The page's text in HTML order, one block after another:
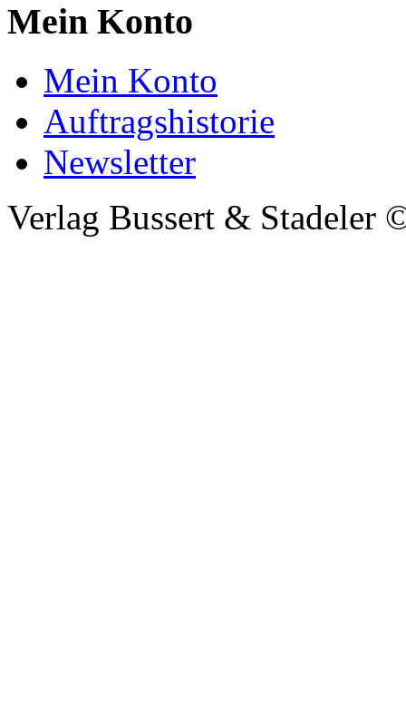
Mein Konto
Mein Konto
Auftragshistorie
Newsletter
Verlag Bussert & Stadeler